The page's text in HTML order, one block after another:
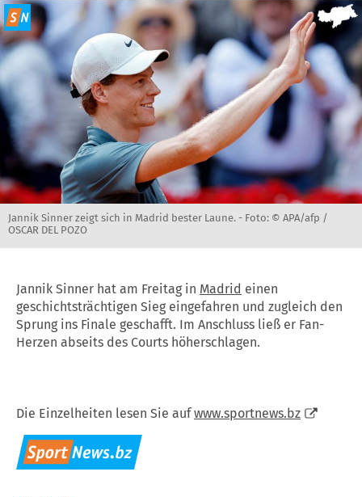
Jannik Sinner zeigt sich in Madrid bester Laune. - Foto: © APA/afp /
OSCAR DEL POZO
Jannik Sinner hat am Freitag in Madrid einen
geschichtsträchtigen Sieg eingefahren und zugleich den
Sprung ins Finale geschafft. Im Anschluss ließ er Fan-
Herzen abseits des Courts höherschlagen.
Die Einzelheiten lesen Sie aufwww.sportnews.bz